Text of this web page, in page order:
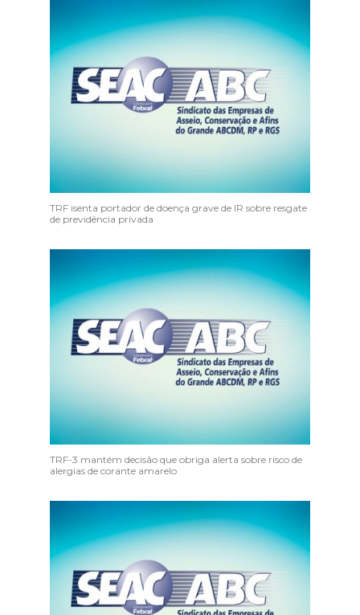
TRF isenta portador de doença grave de IR sobre resgate
de previdência privada
TRF-3 mantém decisão que obriga alerta sobre risco de
alergias de corante amarelo